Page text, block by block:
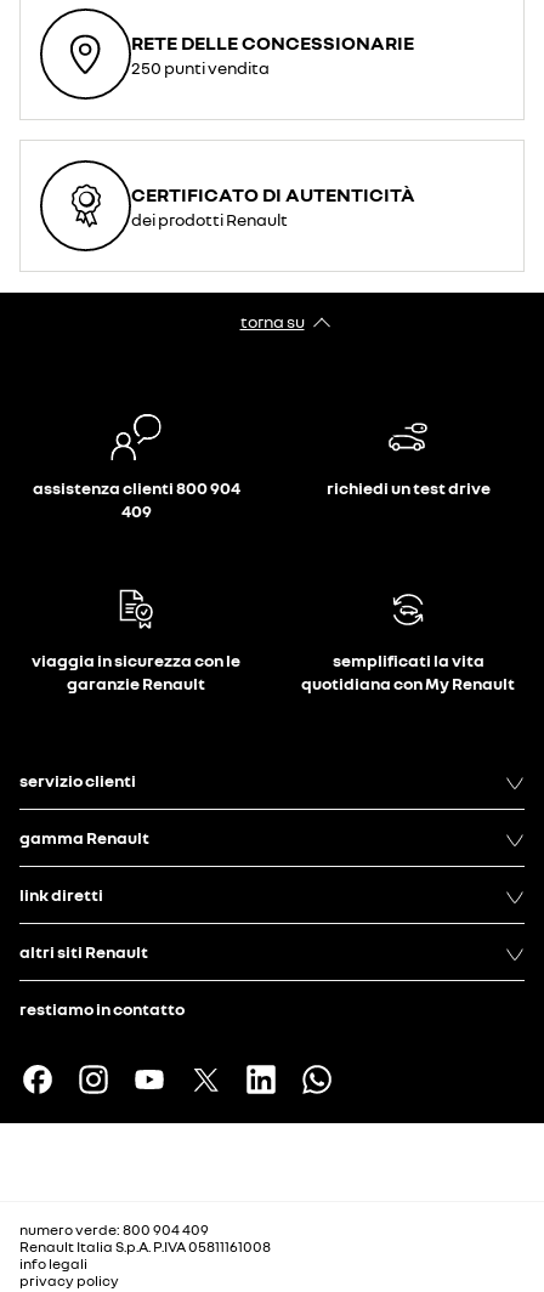
RETE DELLE CONCESSIONARIE
250 punti vendita
CERTIFICATO DI AUTENTICITÀ
dei prodotti Renault
torna su
assistenza clienti 800 904
409
richiedi un test drive
viaggia in sicurezza con le
garanzie Renault
semplificati la vita
quotidiana con My Renault
servizio clienti
gamma Renault
link diretti
altri siti Renault
restiamo in contatto
numero verde: 800 904 409
Renault Italia S.p.A. P.IVA 05811161008
info legali
privacy policy